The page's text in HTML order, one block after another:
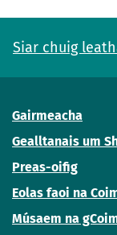
Siar chuig
Gairmeacha
Gealltanais um
Preas-oifig
Eolas faoi na
Músaem na